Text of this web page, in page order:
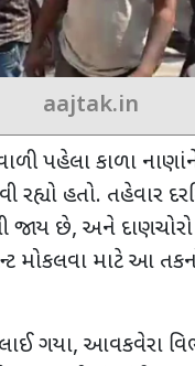
aajtak.in
પહેલા કાળા
રહ્યો હતો. તહેવાર
જાય છે, અને
મોકલવા માટે આ
ગયા, આવકવેરા